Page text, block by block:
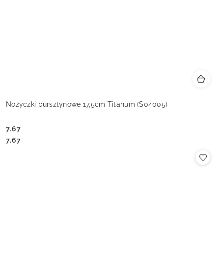
Nożyczki bursztynowe 17,5cm Titanum (S04005)
Cena:
7.67
Cena:
7.67